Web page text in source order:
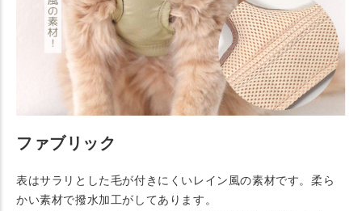
ファブリック
表はサラリとした毛が付きにくいレイン風の素材です。柔ら
かい素材で撥水加工がしてあります。